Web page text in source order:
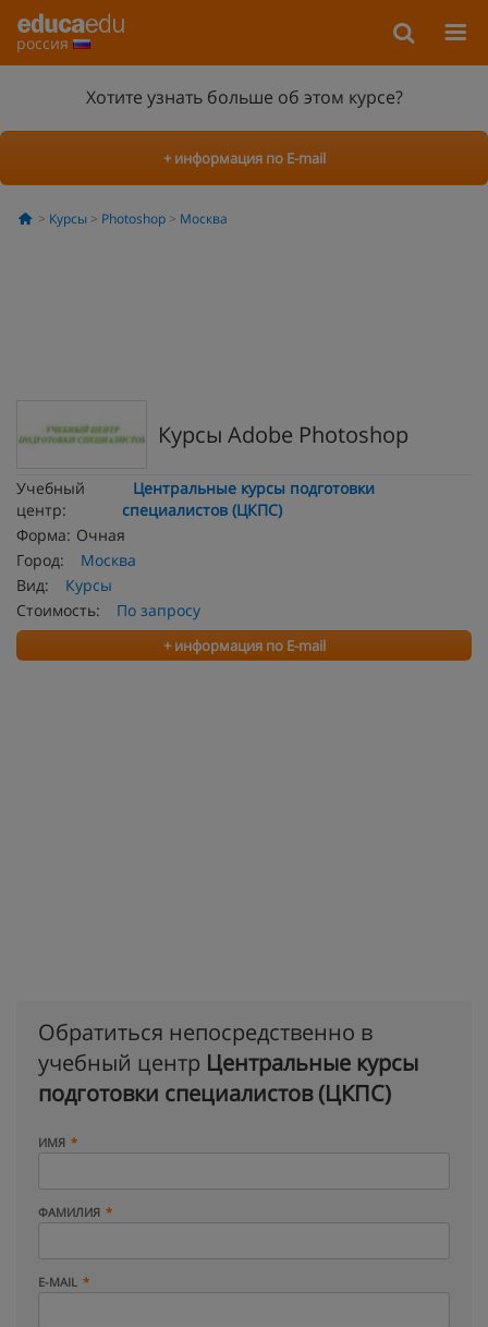
россия
Хотите узнать больше об этом курсе?
+ информация по E-mail
Курсы Photoshop Москва
Курсы Adobe Photoshop
Учебный
центр:
Центральные курсы подготовки
специалистов (ЦКПС)
Форма: Очная
Город:
Москва
Вид:
Курсы
Стоимость:
По запросу
+ информация по E-mail
Обратиться непосредственно в
учебный центр Центральные курсы
подготовки специалистов (ЦКПС)
ИМЯ
ФАМИЛИЯ
E-MAIL